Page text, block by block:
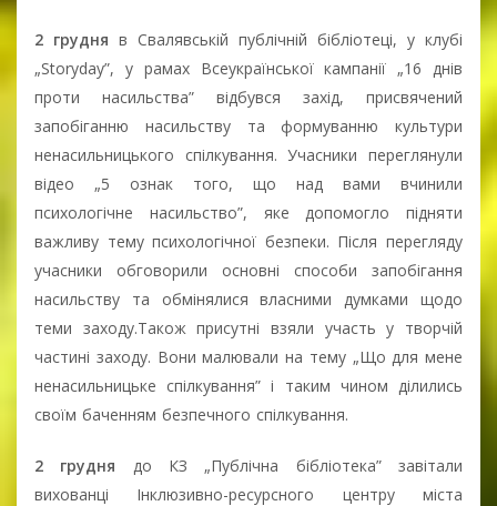
2 грудня в Свалявській публічній бібліотеці, у клубі
„Storyday”, у рамах Всеукраїнської кампанії „16 днів
проти насильства” відбувся захід, присвячений
запобіганню насильству та формуванню культури
ненасильницького спілкування. Учасники переглянули
відео „5 ознак того, що над вами вчинили
психологічне насильство”, яке допомогло підняти
важливу тему психологічної безпеки. Після перегляду
учасники обговорили основні способи запобігання
насильству та обмінялися власними думками щодо
теми заходу.Також присутні взяли участь у творчій
частині заходу. Вони малювали на тему „Що для мене
ненасильницьке спілкування” і таким чином ділились
своїм баченням безпечного спілкування.
2 грудня до КЗ „Публічна бібліотека” завітали
вихованці Інклюзивно-ресурсного центру міста